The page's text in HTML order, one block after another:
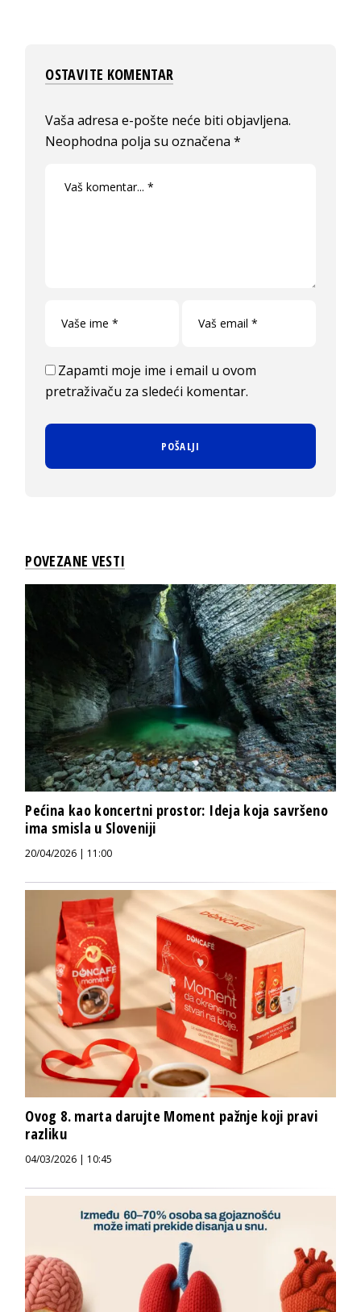
OSTAVITE KOMENTAR
Vaša adresa e-pošte neće biti objavljena.
Neophodna polja su označena*
Zapamti moje ime i email u ovom
pretraživaču za sledeći komentar.
POVEZANE VESTI
Pećina kao koncertni prostor: Ideja koja savršeno
ima smisla u Sloveniji
20/04/2026 | 11:00
Ovog 8. marta darujte Moment pažnje koji pravi
razliku
04/03/2026 | 10:45